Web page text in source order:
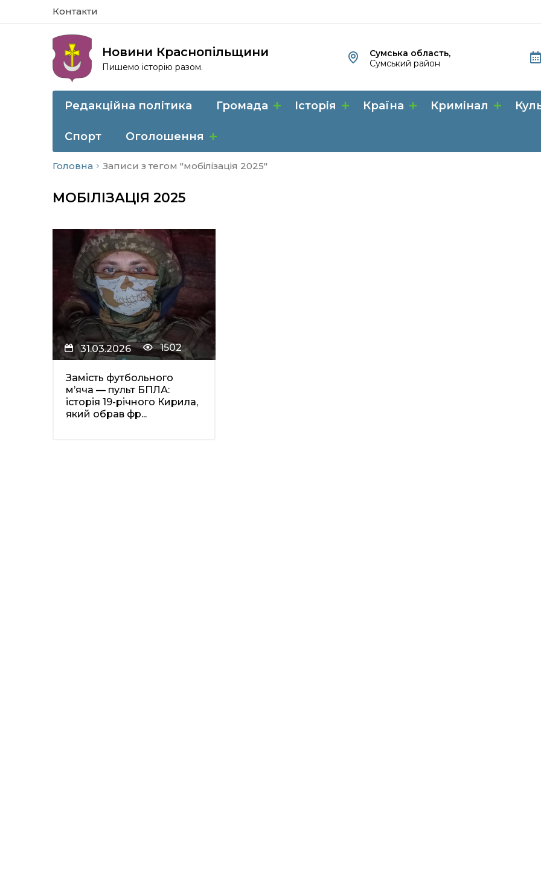
Контакти
Новини Краснопільщини
Пишемо історію разом.
Сумська область,
Сумський район
Редакційна політика Громада Історія Країна Кримінал
Спорт Оголошення
Головна Записи з тегом "мобілізація 2025"
МОБІЛІЗАЦІЯ 2025
31.03.2026 1502
Замість футбольного
м’яча — пульт БПЛА:
історія 19-річного Кирила,
який обрав фр...